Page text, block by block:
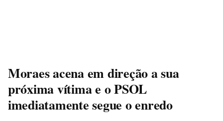
Moraes acena em direção a sua
próxima vítima e o PSOL
imediatamente segue o enredo